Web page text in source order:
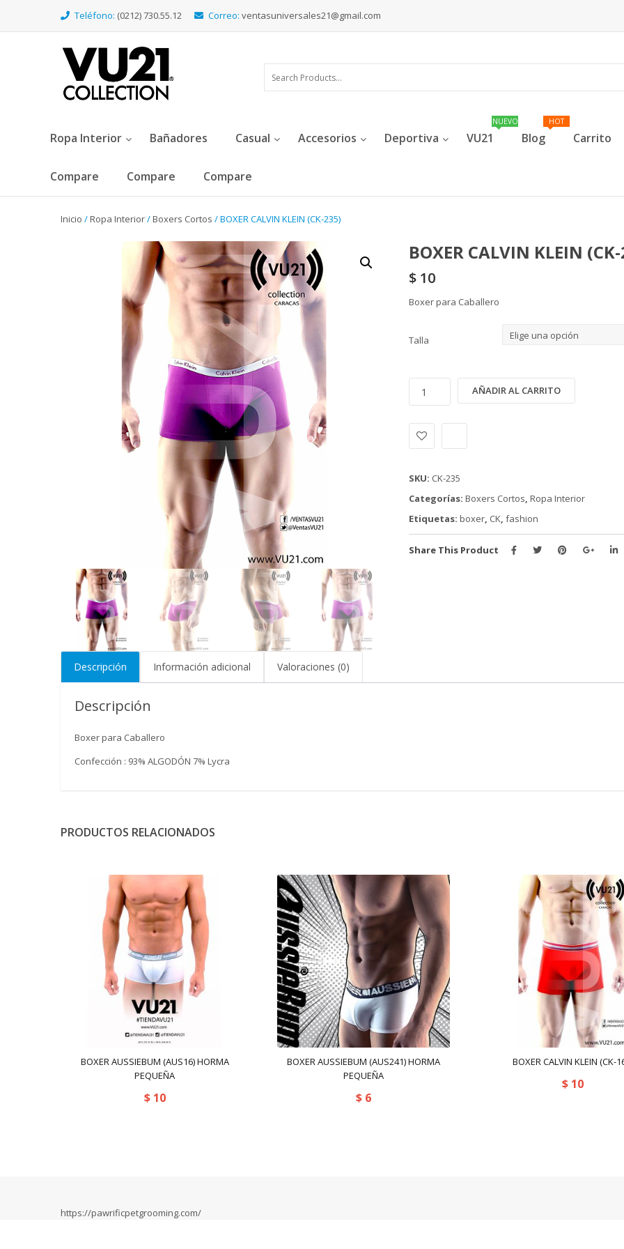
Teléfono: (0212) 730.55.12 Correo: ventasuniversales21@gmail.com
Ropa Interior Bañadores Casual Accesorios Deportiva VU21 Blog Carrito
Compare Compare Compare
Inicio /Ropa Interior/Boxers Cortos / BOXER CALVIN KLEIN (CK-235)
BOXER CALVIN KLEIN
$ 10
Boxer para Caballero
Talla
CALVIN
(CK-
235)
AÑADIR AL CARRITO
SKU: CK-235
Categorías: Boxers Cortos, Ropa Interior
Etiquetas: boxer, CK, fashion
Share This Product
Descripción Información adicional Valoraciones (0)
Descripción
Boxer para Caballero
Confección : 93% ALGODÓN 7% Lycra
PRODUCTOS RELACIONADOS
BOXER AUSSIEBUM (AUS16) HORMA
PEQUEÑA
$10
BOXER AUSSIEBUM (AUS241) HORMA
PEQUEÑA
$ 6
BOXER CALVIN KLEIN (CK-
$10
https://pawrificpetgrooming.com/